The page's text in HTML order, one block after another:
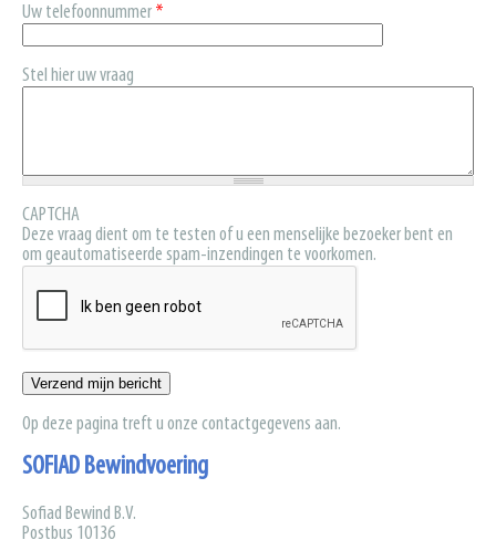
Uw telefoonnummer *
Stel hier uw vraag
CAPTCHA
Deze vraag dient om te testen of u een menselijke bezoeker bent en
om geautomatiseerde spam-inzendingen te voorkomen.
Op deze pagina treft u onze contactgegevens aan.
SOFIAD Bewindvoering
Sofiad Bewind B.V.
Postbus 10136